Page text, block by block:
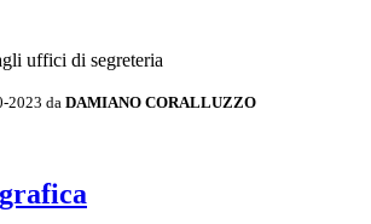
uffici di segreteria
2023 da DAMIANO CORALLUZZO